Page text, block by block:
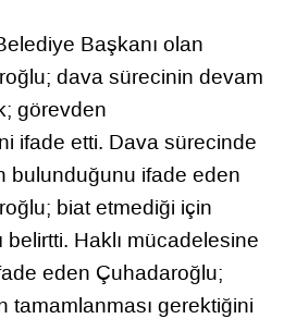
Başkanı olan
dava sürecinin devam
görevden
ifade etti. Dava sürecinde
bulunduğunu ifade eden
biat etmediği için
belirtti. Haklı mücadelesine
eden Çuhadaroğlu;
tamamlanması gerektiğini